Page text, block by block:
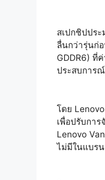
สเปกชิปปร
ลื่นกว่ารุ่นก่
GDDR6) ที่
ประสบการ
โดย
เพื่อปรับกา
Lenovo
ไม่มีในแบร